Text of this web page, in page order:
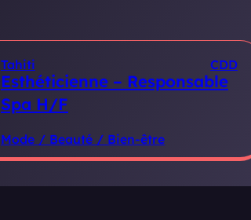
Tahiti CDD
Esthéticienne – Responsable
Spa H/F
Mode / Beauté / Bien-être